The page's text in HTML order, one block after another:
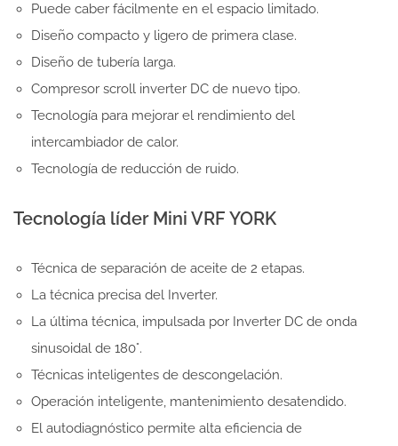
Puede caber fácilmente en el espacio limitado.
Diseño compacto y ligero de primera clase.
Diseño de tubería larga.
Compresor scroll inverter DC de nuevo tipo.
Tecnología para mejorar el rendimiento del
intercambiador de calor.
Tecnología de reducción de ruido.
Tecnología líder Mini VRF YORK
Técnica de separación de aceite de 2 etapas.
La técnica precisa del Inverter.
La última técnica, impulsada por Inverter DC de onda
sinusoidal de 180°.
Técnicas inteligentes de descongelación.
Operación inteligente, mantenimiento desatendido.
El autodiagnóstico permite alta eficiencia de